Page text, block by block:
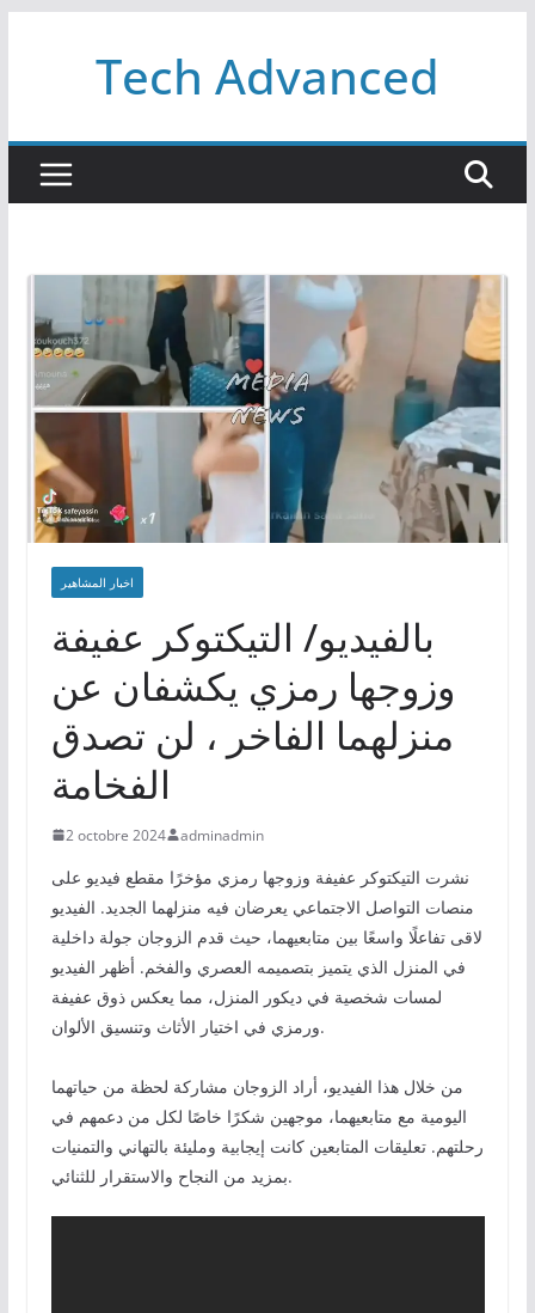
Tech Advanced
اخبار المشاهير
بالفيديو/ التيكتوكر عفيفة
وزوجها رمزي يكشفان عن
منزلهما الفاخر ، لن تصدق
الفخامة
2 octobre 2024 adminadmin
نشرت التيكتوكر عفيفة وزوجها رمزي مؤخرًا مقطع فيديو على
منصات التواصل الاجتماعي يعرضان فيه منزلهما الجديد. الفيديو
لاقى تفاعلًا واسعًا بين متابعيهما، حيث قدم الزوجان جولة داخلية
في المنزل الذي يتميز بتصميمه العصري والفخم. أظهر الفيديو
لمسات شخصية في ديكور المنزل، مما يعكس ذوق عفيفة
ورمزي في اختيار الأثاث وتنسيق الألوان.
من خلال هذا الفيديو، أراد الزوجان مشاركة لحظة من حياتهما
اليومية مع متابعيهما، موجهين شكرًا خاصًا لكل من دعمهم في
رحلتهم. تعليقات المتابعين كانت إيجابية ومليئة بالتهاني والتمنيات
بمزيد من النجاح والاستقرار للثنائي.